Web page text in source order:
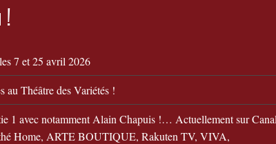
!
7 et 25 avril 2026
au Théâtre des Variétés !
1 avec notamment Alain Chapuis !… Actuellement sur Canal
Home, ARTE BOUTIQUE, Rakuten TV, VIVA,